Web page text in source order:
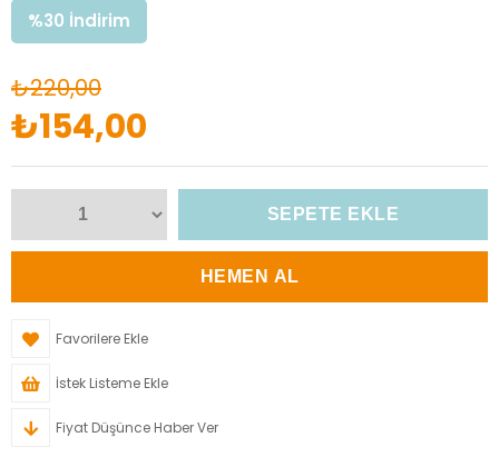
%30 İndirim
₺220,00
₺154,00
Favorilere Ekle
İstek Listeme Ekle
Fiyat Düşünce Haber Ver